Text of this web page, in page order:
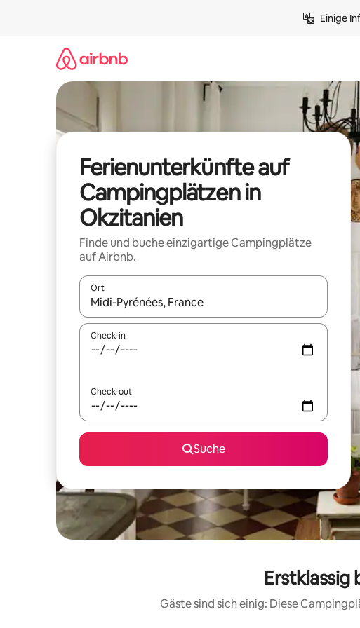
Einige
Ferienunterkünfte auf
Campingplätzen in
Okzitanien
Finde und buche einzigartige Campingplätze
auf Airbnb.
Ort
Wenn Ergebnisse verfügbar sind, navigiere mit den
Check-in
Check-out
Suche
Gäste sind sich einig: Diese